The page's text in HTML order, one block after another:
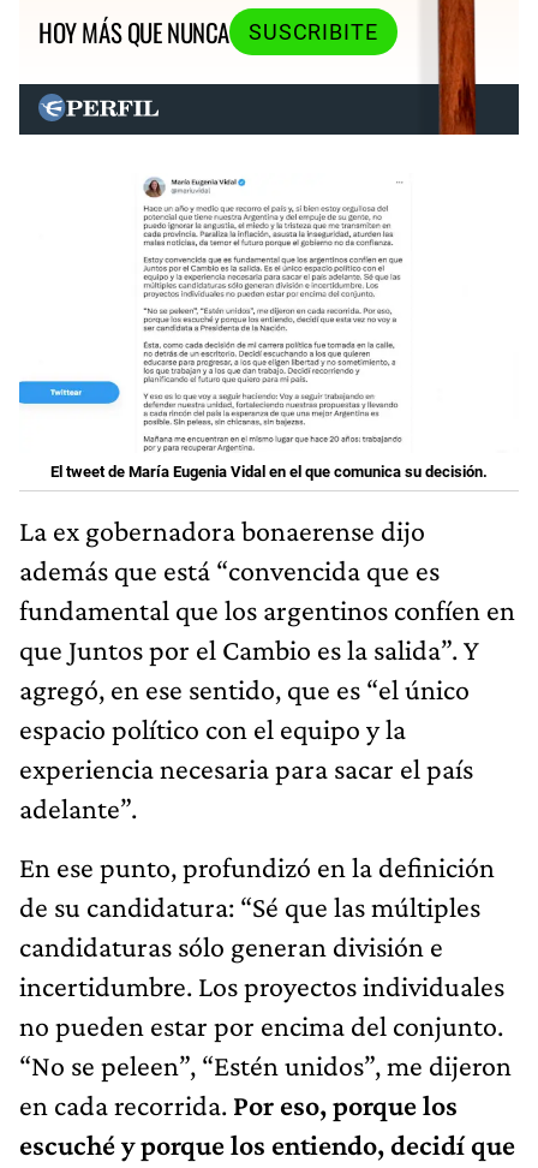
HOY MÁS QUE NUNCA
SUSCRIBITE
El tweet de María Eugenia Vidal en el que comunica su decisión.
La ex gobernadora bonaerense dijo
además que está “convencida que es
fundamental que los argentinos confíen en
que Juntos por el Cambio es la salida”. Y
agregó, en ese sentido, que es “el único
espacio político con el equipo y la
experiencia necesaria para sacar el país
adelante”.
En ese punto, profundizó en la definición
de su candidatura: “Sé que las múltiples
candidaturas sólo generan división e
incertidumbre. Los proyectos individuales
no pueden estar por encima del conjunto.
“No se peleen”, “Estén unidos”, me dijeron
en cada recorrida. Por eso, porque los
escuché y porque los entiendo, decidí que